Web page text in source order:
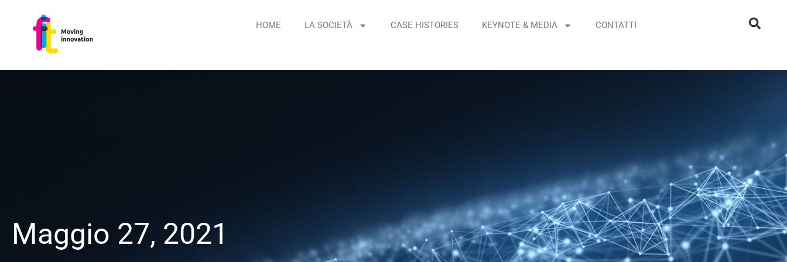
HOME LA SOCIETÀ CASE HISTORIES KEYNOTE & MEDIA CONTATTI
Maggio 27, 2021